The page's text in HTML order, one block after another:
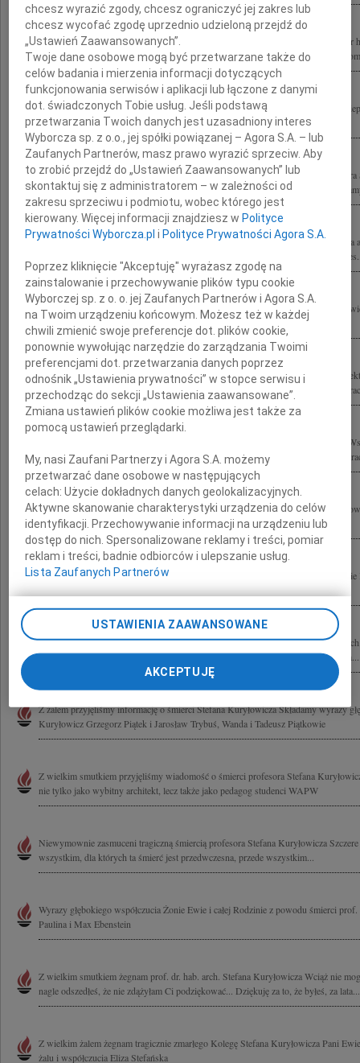
Z prawdziwym smutkiem przyjęliśmy wiadomość o tragicznej śmierci Profesora dr
Wszystkie wybitne projekty na długo zapadną nam w pamięć Rodzinie,
Wstrząśnięci wiadomością o tragicznej śmierci Stefana Kuryłowicza w poczuciu
Ewie Kuryłowicz wyrazy żalu i współczucia Jacek Kwieciński z rodziną
Z głębokim smutkiem i żalem przyjęliśmy wiadomość o tragicznej śmierci profesora
wybitnego architekta i wspaniałego Człowieka Szczere wyrazy współczucia
Z powodu tragicznej śmierci prof. Stefana Kuryłowicza nieocenionej postaci świata
zaszczyt współpracować najszczersze wyrazy współczucia Rodzinie składają
Z głębokim smutkiem przyjęliśmy wiadomość o śmierci profesora Stefana
życiu wszystkich nas, autorytetem w dziedzinie architektury i wzorem do...
Z głębokim żalem przyjęliśmy wiadomość o tragicznej śmierci Prof. dr. hab.
Rodzinie i Współpracownikom wyrazy szczerego współczucia składają Zarząd i
Z głębokim żalem i smutkiem żegnamy profesora Stefana Kuryłowicza oraz Jego
Syropolskiego składamy wyrazy współczucia Rodzinie, Najbliższym oraz
Wyrazy głębokiego współczucia Ewie i Rodzinie z powodu śmierci Stefana
Staniszkis
Wstrząśnięci tragiczną śmiercią Stefana - Funia składamy wyrazy współczucia
Andrzej Bulanda i Włodzimierz Mucha wraz z zespołem
Z głębokim smutkiem przyjęliśmy wiadomość o tragicznej śmierci prof. dr. hab.
projektu Hotelu Courtyard by Marriott w Warszawie przy Lotnisku im. F.
Z żalem przyjęliśmy informację o śmierci Stefana Kuryłowicza Składamy wyrazy
Kuryłowicz Grzegorz Piątek i Jarosław Trybuś, Wanda i Tadeusz Piątkowie
Z wielkim smutkiem przyjęliśmy wiadomość o śmierci profesora Stefana
nie tylko jako wybitny architekt, lecz także jako pedagog studenci WAPW
Niewymownie zasmuceni tragiczną śmiercią profesora Stefana Kuryłowicza
wszystkim, dla których ta śmierć jest przedwczesna, przede wszystkim...
Wyrazy głębokiego współczucia Żonie Ewie i całej Rodzinie z powodu śmierci prof.
Paulina i Max Ebenstein
Z wielkim smutkiem żegnam prof. dr. hab. arch. Stefana Kuryłowicza Wciąż nie
nagle odszedłeś, że nie zdążyłam Ci podziękować... Dziękuję za to, że byłeś, za lata...
Z wielkim żalem żegnam tragicznie zmarłego Kolegę Stefana Kuryłowicza Pani
żalu i współczucia Eliza Stefańska
chcesz wyrazić zgody, chcesz ograniczyć jej zakres lub
chcesz wycofać zgodę uprzednio udzieloną przejdź do
„Ustawień Zaawansowanych”.
Twoje dane osobowe mogą być przetwarzane także do
celów badania i mierzenia informacji dotyczących
funkcjonowania serwisów i aplikacji lub łączone z danymi
dot. świadczonych Tobie usług. Jeśli podstawą
przetwarzania Twoich danych jest uzasadniony interes
Wyborcza sp. z o.o., jej spółki powiązanej – Agora S.A. – lub
Zaufanych Partnerów, masz prawo wyrazić sprzeciw. Aby
to zrobić przejdź do „Ustawień Zaawansowanych” lub
skontaktuj się z administratorem – w zależności od
zakresu sprzeciwu i podmiotu, wobec którego jest
kierowany. Więcej informacji znajdziesz wPolityce
Prywatności Wyborcza.pl iPolityce Prywatności Agora S.A.
Poprzez kliknięcie "Akceptuję" wyrażasz zgodę na
zainstalowanie i przechowywanie plików typu cookie
Wyborczej sp. z o. o. jej Zaufanych Partnerów i Agora S.A.
na Twoim urządzeniu końcowym. Możesz też w każdej
chwili zmienić swoje preferencje dot. plików cookie,
ponownie wywołując narzędzie do zarządzania Twoimi
preferencjami dot. przetwarzania danych poprzez
odnośnik „Ustawienia prywatności” w stopce serwisu i
przechodząc do sekcji „Ustawienia zaawansowane”.
Zmiana ustawień plików cookie możliwa jest także za
pomocą ustawień przeglądarki.
My, nasi Zaufani Partnerzy i Agora S.A. możemy
przetwarzać dane osobowe w następujących
celach:Użycie dokładnych danych geolokalizacyjnych.
Aktywne skanowanie charakterystyki urządzenia do celów
identyfikacji. Przechowywanie informacji na urządzeniu lub
dostęp do nich. Spersonalizowane reklamy i treści, pomiar
reklam i treści, badnie odbiorców i ulepszanie usług.
Lista Zaufanych Partnerów
USTAWIENIA ZAAWANSOWANE
AKCEPTUJĘ